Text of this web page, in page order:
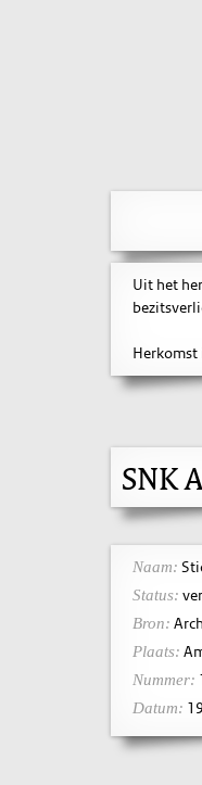
Uit het
Herkomst
SNK
Naam:
Status:
Bron:
Plaats:
Nummer:
Datum: